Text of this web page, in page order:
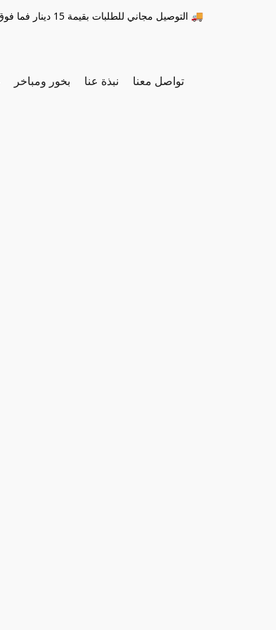
التوصيل مجاني للطلبات بقيمة 15 دينار فما فوق 🚚
بخور ومباخر نبذة عنا تواصل معنا